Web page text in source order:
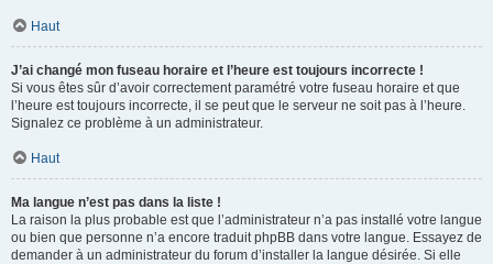
Haut
J’ai changé mon fuseau horaire et l’heure est toujours incorrecte !
Si vous êtes sûr d’avoir correctement paramétré votre fuseau horaire et que
l’heure est toujours incorrecte, il se peut que le serveur ne soit pas à l’heure.
Signalez ce problème à un administrateur.
Haut
Ma langue n’est pas dans la liste !
La raison la plus probable est que l’administrateur n’a pas installé votre langue
ou bien que personne n’a encore traduit phpBB dans votre langue. Essayez de
demander à un administrateur du forum d’installer la langue désirée. Si elle